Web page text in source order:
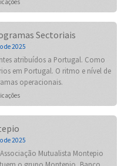
Sectoriais
de 2025
atribuídos a Portugal. Como
em Portugal. O ritmo e nível de
operacionais.
de 2025
Mutualista Montepio